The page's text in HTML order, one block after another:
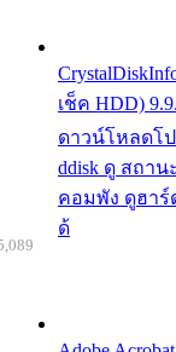
เช็ค HDD)
ดาวน์โหลดโป
ddisk ดู สถา
คอมพัง ดูฮาร์
ด้